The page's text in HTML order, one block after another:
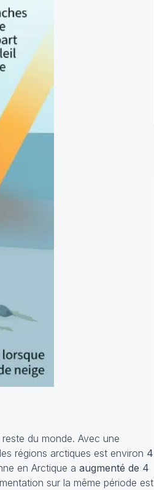
du monde. Avec une
régions arctiques est environ 4
en Arctique a augmenté de 4
sur la même période est